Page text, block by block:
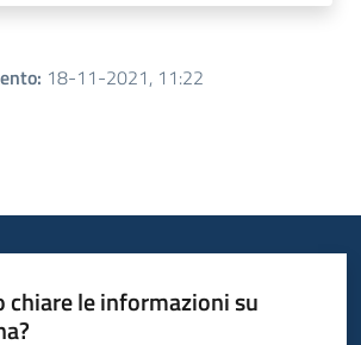
: 18-11-2021, 11:22
chiare le informazioni su